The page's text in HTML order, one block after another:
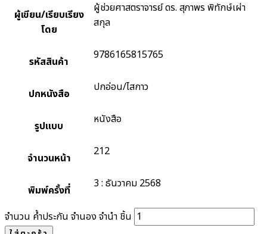
ผู้เขียน/เรียบเรียง
โดย
ผู้ช่วยศาสตราจารย์ ดร. สุภาพร พิทักษ์เผ่า
สกุล
รหัสสินค้า 9786165815765
ปกหนังสือ ปกอ่อน/ไสกาว
รูปแบบ หนังสือ
จำนวนหน้า 212
พิมพ์ครั้งที่ 3 : ธันวาคม 2568
จำนวน ค้ำประกัน จำนอง จำนำ ชิ้น